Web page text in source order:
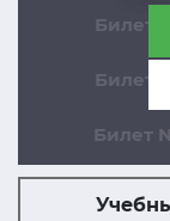
Билет
Билет
Билет